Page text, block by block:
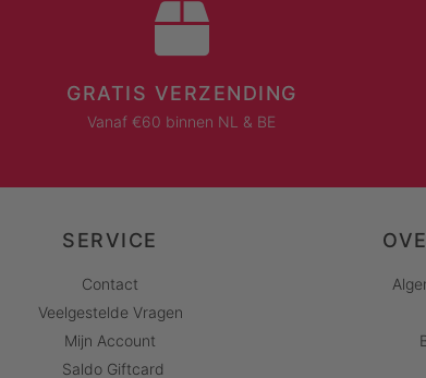
GRATIS VERZENDING
Vanaf €60 binnen NL & BE
SERVICE
Contact
Veelgestelde Vragen
Mijn Account
Saldo Giftcard